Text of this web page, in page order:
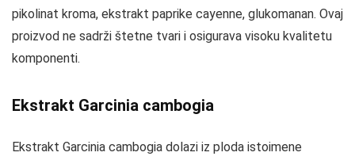
pikolinat kroma, ekstrakt paprike cayenne, glukomanan. Ovaj
proizvod ne sadrži štetne tvari i osigurava visoku kvalitetu
komponenti.
Ekstrakt Garcinia cambogia
Ekstrakt Garcinia cambogia dolazi iz ploda istoimene